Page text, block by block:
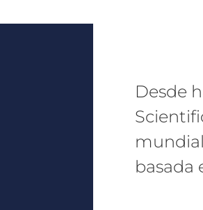
Desde
basada